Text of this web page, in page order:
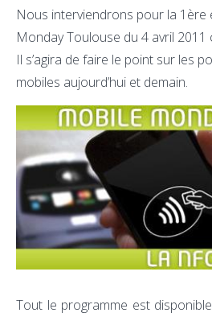
Nous interviendrons pour la 1ère
Monday Toulouse du 4 avril 2011
Il s’agira de faire le point sur les
mobiles aujourd’hui et demain.
Tout le programme est